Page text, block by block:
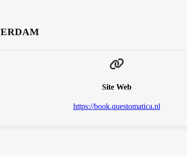
Site Web
https://book.questomatica.nl